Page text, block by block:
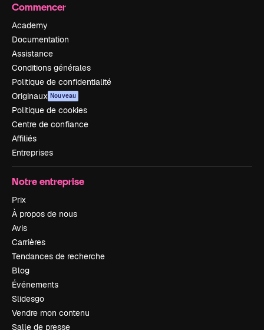
Commencer
Academy
Documentation
Assistance
Conditions générales
Politique de confidentialité
Originaux Nouveau
Politique de cookies
Centre de confiance
Affiliés
Entreprises
Notre entreprise
Prix
À propos de nous
Avis
Carrières
Tendances de recherche
Blog
Événements
Slidesgo
Vendre mon contenu
Salle de presse